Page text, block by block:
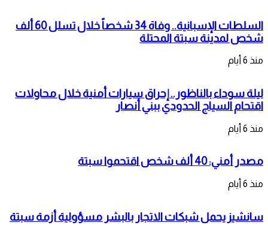
السلطات الإسبانية.. وفاة 34 شخصاً خلال تسلل 60 ألف
شخص لمدينة سبتة المحتلة
منذ 6 أيام
ليلة سوداء بالناظور.. إحراق سيارات أمنية خلال محاولات
اقتحام السياج الحدودي ببني أنصار
منذ 6 أيام
مصدر أمني: 40 ألف شخص اقتحموا سبتة
منذ 6 أيام
سانشيز يحمل شبكات الاتجار بالبشر مسؤولية أزمة سبتة